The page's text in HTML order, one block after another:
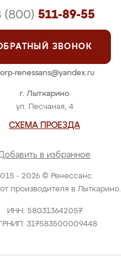
- 2026 © Ренессанс.
производителя в Лыткарино.
ИНН: 580313642057
317583500009448
г. Лыткарино
ул. Песчаная, 4
СХЕМА ПРОЕЗДА
в избранное
(800) 511-89-55
ЗВОНОК
renessans@yandex.ru